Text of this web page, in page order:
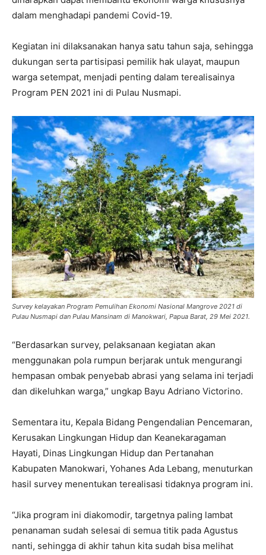
dalam menghadapi pandemi Covid-19.
Kegiatan ini dilaksanakan hanya satu tahun saja, sehingga
dukungan serta partisipasi pemilik hak ulayat, maupun
warga setempat, menjadi penting dalam terealisainya
Program PEN 2021 ini di Pulau Nusmapi.
Survey kelayakan Program Pemulihan Ekonomi Nasional Mangrove 2021 di
Pulau Nusmapi dan Pulau Mansinam di Manokwari, Papua Barat, 29 Mei 2021.
“Berdasarkan survey, pelaksanaan kegiatan akan
menggunakan pola rumpun berjarak untuk mengurangi
hempasan ombak penyebab abrasi yang selama ini terjadi
dan dikeluhkan warga,” ungkap Bayu Adriano Victorino.
Sementara itu, Kepala Bidang Pengendalian Pencemaran,
Kerusakan Lingkungan Hidup dan Keanekaragaman
Hayati, Dinas Lingkungan Hidup dan Pertanahan
Kabupaten Manokwari, Yohanes Ada Lebang, menuturkan
hasil survey menentukan terealisasi tidaknya program ini.
“Jika program ini diakomodir, targetnya paling lambat
penanaman sudah selesai di semua titik pada Agustus
nanti, sehingga di akhir tahun kita sudah bisa melihat